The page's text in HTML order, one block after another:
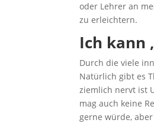
oder Lehrer an
zu erleichtern.
Ich kann
Durch die viele
Natürlich gibt es
ziemlich nervt ist
mag auch keine
gerne würde,